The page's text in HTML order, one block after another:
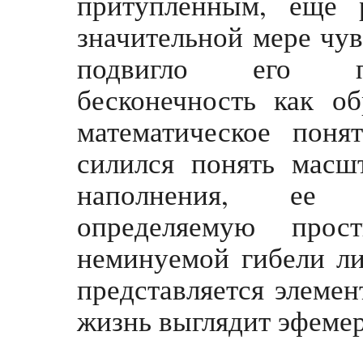
значительной мере
подвигло его
бесконечность как
математическое
силился понять
наполнения, ее
определяемую
неминуемой гибели
представляется
жизнь выглядит